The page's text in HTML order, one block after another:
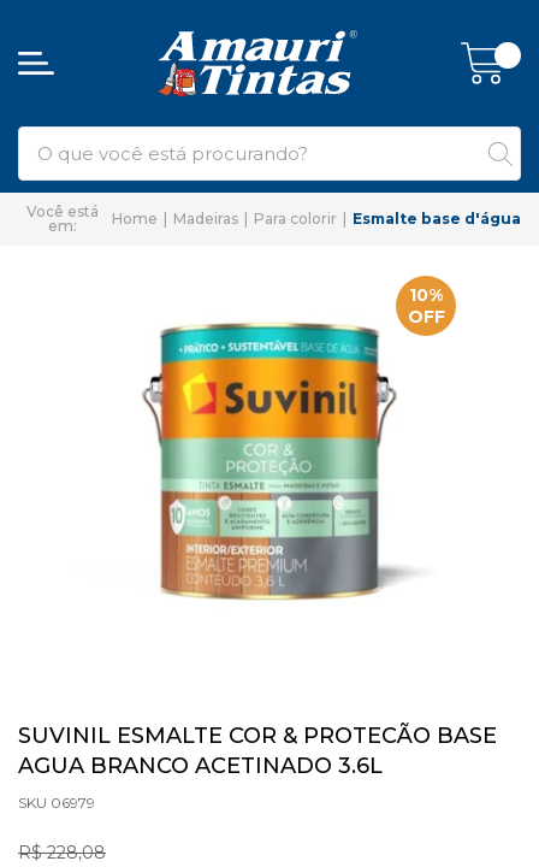
Home Madeiras Para colorir Esmalte base d'água
10%
OFF
SUVINIL ESMALTE COR & PROTECÃO BASE
AGUA BRANCO ACETINADO 3.6L
SKU 06979
R$ 228,08